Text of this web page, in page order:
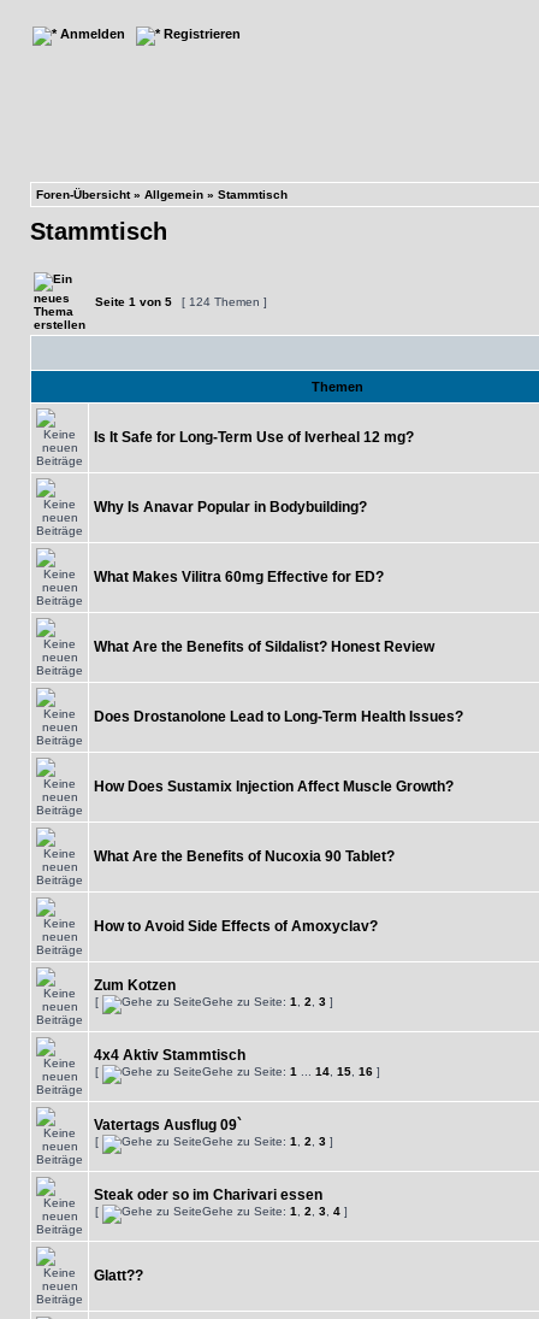
Anmelden Registrieren
Foren-Übersicht» Allgemein » Stammtisch
Stammtisch
Seite 1 von 5 [ 124 Themen ]
Themen
Is It Safe for Long-Term Use of Iverheal 12 mg?
Why Is Anavar Popular in Bodybuilding?
What Makes Vilitra 60mg Effective for ED?
What Are the Benefits of Sildalist? Honest Review
Does Drostanolone Lead to Long-Term Health Issues?
How Does Sustamix Injection Affect Muscle Growth?
What Are the Benefits of Nucoxia 90 Tablet?
How to Avoid Side Effects of Amoxyclav?
Zum Kotzen
[ Gehe zu Seite: 1 2 3 ]
4x4 Aktiv Stammtisch
[ Gehe zu Seite: 1 14 15 16 ]
Vatertags Ausflug 09`
[ Gehe zu Seite: 1 2 3 ]
Steak oder so im Charivari essen
[ Gehe zu Seite: 1 2 3 4 ]
Glatt??